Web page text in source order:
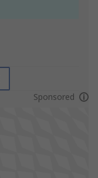
Sponsored